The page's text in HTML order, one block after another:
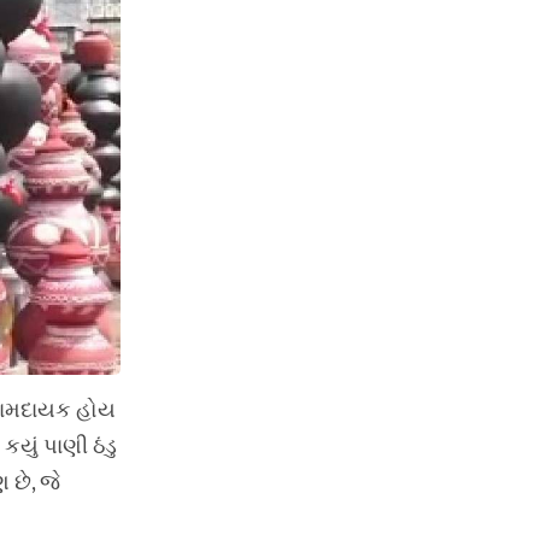
હોય
પાણી ઠંડુ
છે, જે